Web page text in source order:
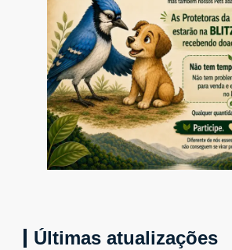
Últimas atualizações